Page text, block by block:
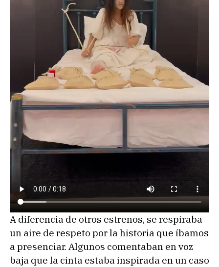
A diferencia de otros estrenos, se respiraba
un aire de respeto por la historia que íbamos
a presenciar. Algunos comentaban en voz
baja que la cinta estaba inspirada en un caso